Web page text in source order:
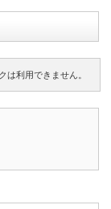
は利用できません。